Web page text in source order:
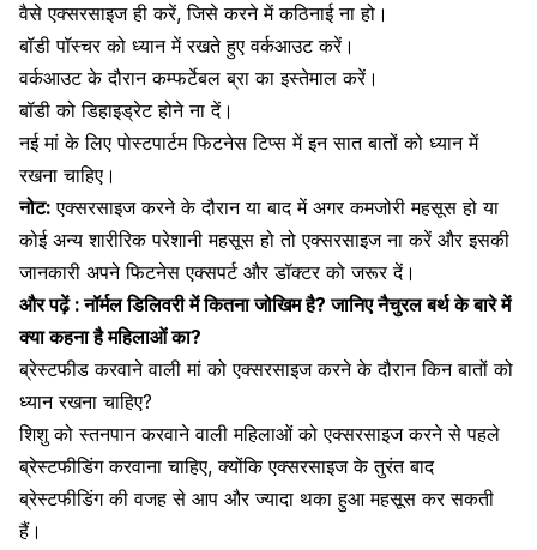
वैसे एक्सरसाइज ही करें, जिसे करने में कठिनाई ना हो।
बॉडी पॉस्चर को ध्यान में रखते हुए वर्कआउट करें।
वर्कआउट के दौरान कम्फर्टेबल ब्रा का इस्तेमाल करें।
बॉडी कोडिहाइड्रेट होने ना दें।
नई मां के लिए पोस्टपार्टम फिटनेस टिप्स में इन सात बातों को ध्यान में
रखना चाहिए।
नोट: एक्सरसाइज करने के दौरान या बाद में अगर कमजोरी महसूस हो या
कोई अन्य शारीरिक परेशानी महसूस हो तो एक्सरसाइज ना करें और इसकी
जानकारी अपने फिटनेस एक्सपर्ट और डॉक्टर को जरूर दें।
और पढ़ें :नॉर्मल डिलिवरी में कितना जोखिम है? जानिए नैचुरल बर्थ के बारे में
क्या कहना है महिलाओं का?
ब्रेस्टफीड करवाने वाली मां को एक्सरसाइज करने के दौरान किन बातों को
ध्यान रखना चाहिए?
शिशु को स्तनपान करवाने वाली महिलाओं को एक्सरसाइज करने से पहले
ब्रेस्टफीडिंग करवाना चाहिए, क्योंकि एक्सरसाइज के तुरंत बाद
ब्रेस्टफीडिंग की वजह से आप और ज्यादा थका हुआ महसूस कर सकती
हैं।